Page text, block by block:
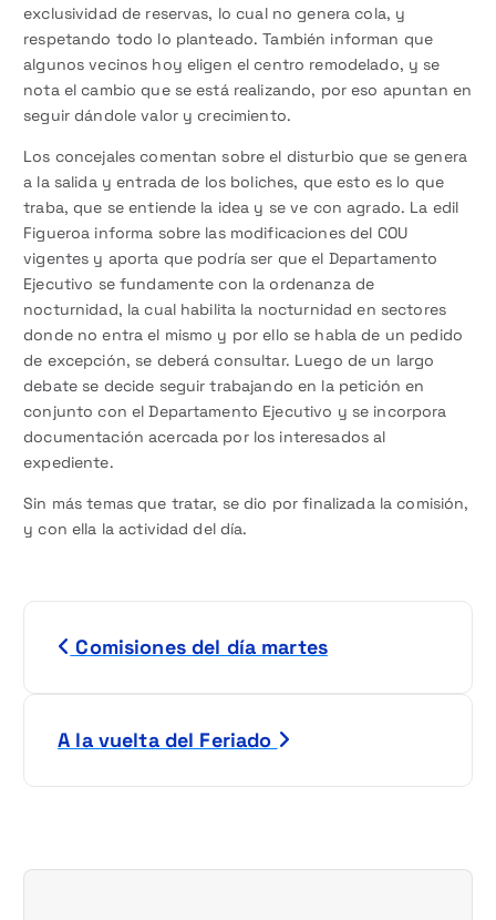
exclusividad de reservas, lo cual no genera cola, y
respetando todo lo planteado. También informan que
algunos vecinos hoy eligen el centro remodelado, y se
nota el cambio que se está realizando, por eso apuntan en
seguir dándole valor y crecimiento.
Los concejales comentan sobre el disturbio que se genera
a la salida y entrada de los boliches, que esto es lo que
traba, que se entiende la idea y se ve con agrado. La edil
Figueroa informa sobre las modificaciones del COU
vigentes y aporta que podría ser que el Departamento
Ejecutivo se fundamente con la ordenanza de
nocturnidad, la cual habilita la nocturnidad en sectores
donde no entra el mismo y por ello se habla de un pedido
de excepción, se deberá consultar. Luego de un largo
debate se decide seguir trabajando en la petición en
conjunto con el Departamento Ejecutivo y se incorpora
documentación acercada por los interesados al
expediente.
Sin más temas que tratar, se dio por finalizada la comisión,
y con ella la actividad del día.
a
Comisiones del día martes
A la vuelta del Feriado